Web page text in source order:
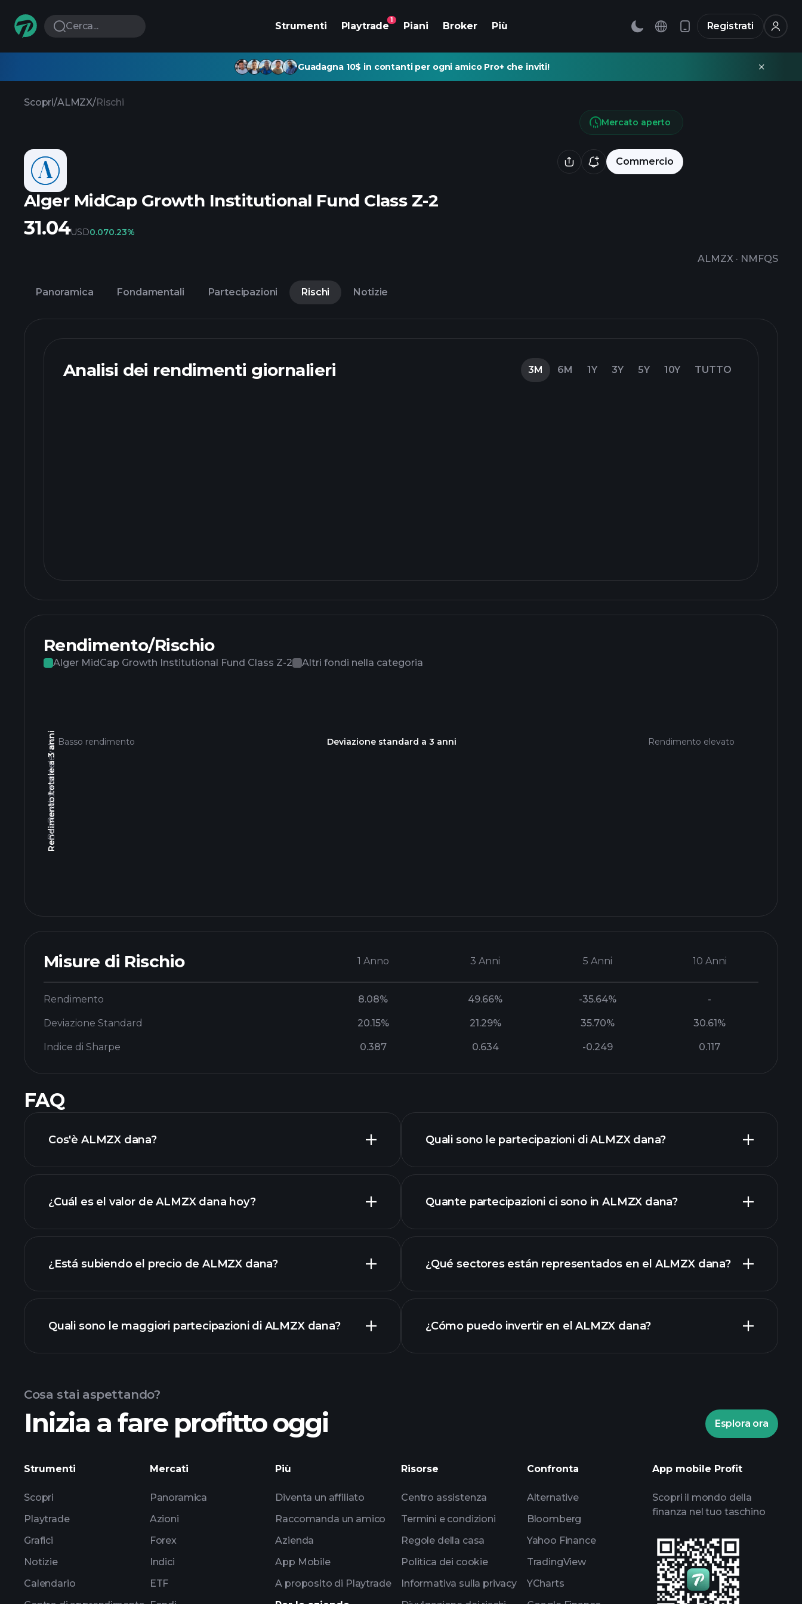
Cerca... Strumenti Playtrade
1
Piani Broker Più Registrati
Guadagna 10$ in contanti per ogni amico Pro+ che inviti!
Scopri/ALMZX/Rischi
Commercio
Alger MidCap Growth Institutional Fund Class Z-2
ALMZX · NMFQS
Mercato aperto
31.04USD0.070.23%
Panoramica Fondamentali Partecipazioni Rischi Notizie
Analisi dei rendimenti giornalieri 3M 6M 1Y 3Y 5Y 10Y TUTTO
Rendimento/Rischio
Alger MidCap Growth Institutional Fund Class Z-2 Altri fondi nella categoria
Rendimento elevato
Rendimento totale a 3 anni
Basso rendimento
Basso rendimento Deviazione standard a 3 anni Rendimento elevato
Misure di Rischio 1 Anno 3 Anni 5 Anni 10 Anni
Rendimento 8.08% 49.66% -35.64% -
Deviazione Standard 20.15% 21.29% 35.70% 30.61%
Indice di Sharpe 0.387 0.634 -0.249 0.117
FAQ
Cos'è ALMZX dana?
¿Cuál es el valor de ALMZX dana hoy?
gráfico avanzado
¿Está subiendo el precio de ALMZX dana?
grafico di ALMZX dana
Quali sono le maggiori partecipazioni di ALMZX dana?
Quali sono le partecipazioni di ALMZX dana?
partecipazioni
Quante partecipazioni ci sono in ALMZX dana?
partecipazioni
¿Qué sectores están representados en el ALMZX dana?
¿Cómo puedo invertir en el ALMZX dana?
Cosa stai aspettando?
Inizia a fare profitto oggi Esplora ora
Strumenti
Scopri
Playtrade
Grafici
Notizie
Calendario
Mercati
Panoramica
Azioni
Forex
Indici
ETF
Più
Diventa un affiliato
Raccomanda un amico
Azienda
App Mobile
A proposito di Playtrade
Risorse
Centro assistenza
Termini e condizioni
Regole della casa
Politica dei cookie
Informativa sulla privacy
Confronta
Alternative
Bloomberg
Yahoo Finance
TradingView
YCharts
App mobile Profit
Scopri il mondo della
finanza nel tuo taschino